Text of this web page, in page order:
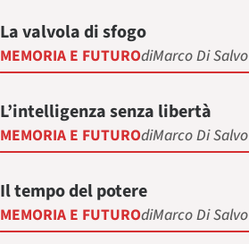
La valvola di sfogo
MEMORIA E FUTUROdiMarco Di Salvo
L’intelligenza senza libertà
MEMORIA E FUTUROdiMarco Di Salvo
Il tempo del potere
MEMORIA E FUTUROdiMarco Di Salvo